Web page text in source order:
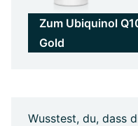
Zum Ubiquinol
Gold
Wusstest, du, dass